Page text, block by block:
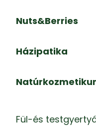
Nuts&Berries
Házipatika
Fül-és